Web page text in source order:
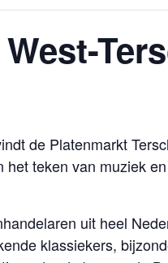
de Platenmarkt
teken van muziek
uit heel
klassiekers,